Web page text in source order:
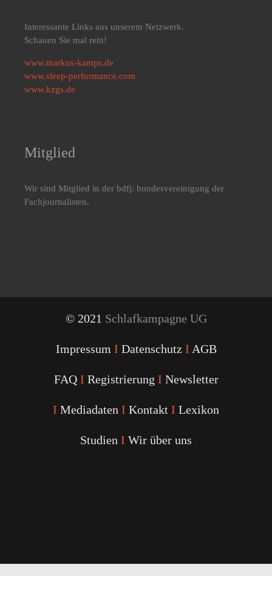
Interessante Links aus unserem Netzwerk.
Schauen Sie mal rein!
www.markus-kamps.de
www.sleep-performance.com
www.kzgs.de
Mitglied
Wir sind Mitglied in der bdfj: bundesvereinigung der
Fachjournalisten.
© 2021 Schlafkampagne UG
Impressum I Datenschutz I AGB
FAQ I Registrierung I Newsletter
I Mediadaten I Kontakt I Lexikon
Studien I Wir über uns